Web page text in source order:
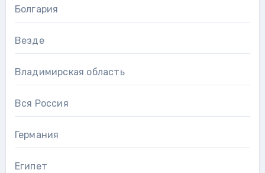
Болгария
Везде
Владимирская область
Вся Россия
Германия
Египет